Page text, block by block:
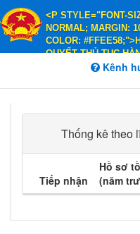
<P STYLE="FONT-
NORMAL; MARGIN:
COLOR:
QUYẾT THỦ TỤC
<P STYLE="FONT-
COLOR:
Kênh
Thống kê theo
Tiếp nhận
Hồ sơ
(năm